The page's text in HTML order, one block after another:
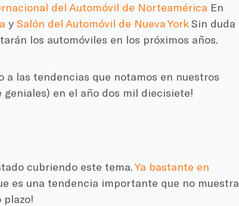
del Automóvil de Norteamérica En
y Salón del Automóvil de Nueva YorkSin duda
los automóviles en los próximos años.
a las tendencias que notamos en nuestros
geniales) en el año dos mil diecisiete!
cubriendo este tema.Ya bastante en
es una tendencia importante que no muestra
plazo!